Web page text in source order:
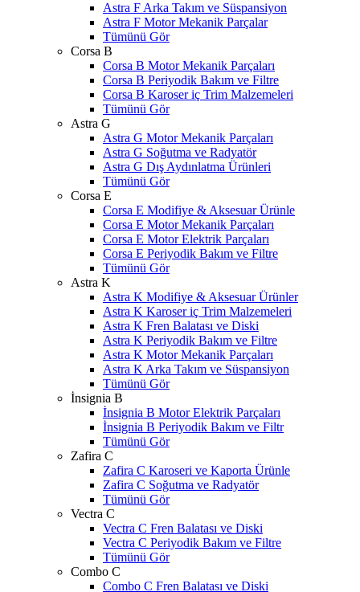
Astra F Arka Takım ve Süspansiyon
Astra F Motor Mekanik Parçalar
Tümünü Gör
Corsa B
Corsa B Motor Mekanik Parçaları
Corsa B Periyodik Bakım ve Filtre
Corsa B Karoser iç Trim Malzemeleri
Tümünü Gör
Astra G
Astra G Motor Mekanik Parçaları
Astra G Soğutma ve Radyatör
Astra G Dış Aydınlatma Ürünleri
Tümünü Gör
Corsa E
Corsa E Modifiye & Aksesuar Ürünle
Corsa E Motor Mekanik Parçaları
Corsa E Motor Elektrik Parçaları
Corsa E Periyodik Bakım ve Filtre
Tümünü Gör
Astra K
Astra K Modifiye & Aksesuar Ürünler
Astra K Karoser iç Trim Malzemeleri
Astra K Fren Balatası ve Diski
Astra K Periyodik Bakım ve Filtre
Astra K Motor Mekanik Parçaları
Astra K Arka Takım ve Süspansiyon
Tümünü Gör
İnsignia B
İnsignia B Motor Elektrik Parçaları
İnsignia B Periyodik Bakım ve Filtr
Tümünü Gör
Zafira C
Zafira C Karoseri ve Kaporta Ürünle
Zafira C Soğutma ve Radyatör
Tümünü Gör
Vectra C
Vectra C Fren Balatası ve Diski
Vectra C Periyodik Bakım ve Filtre
Tümünü Gör
Combo C
Combo C Fren Balatası ve Diski